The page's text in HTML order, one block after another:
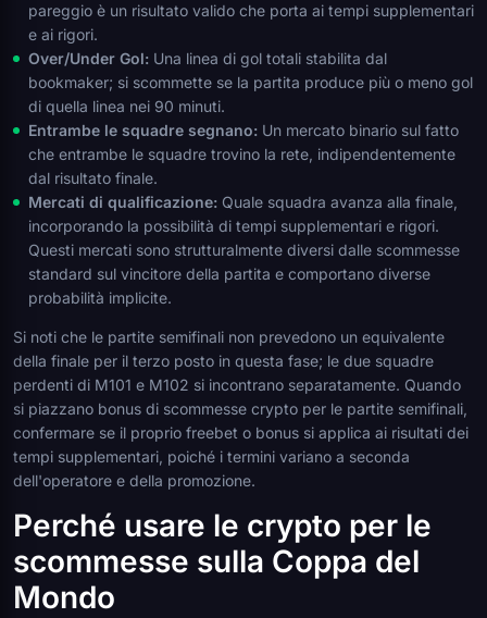
pareggio è un risultato valido che porta ai tempi supplementari
e ai rigori.
Over/Under Gol: Una linea di gol totali stabilita dal
bookmaker; si scommette se la partita produce più o meno gol
di quella linea nei 90 minuti.
Entrambe le squadre segnano: Un mercato binario sul fatto
che entrambe le squadre trovino la rete, indipendentemente
dal risultato finale.
Mercati di qualificazione: Quale squadra avanza alla finale,
incorporando la possibilità di tempi supplementari e rigori.
Questi mercati sono strutturalmente diversi dalle scommesse
standard sul vincitore della partita e comportano diverse
probabilità implicite.
Si noti che le partite semifinali non prevedono un equivalente
della finale per il terzo posto in questa fase; le due squadre
perdenti di M101 e M102 si incontrano separatamente. Quando
si piazzano bonus di scommesse crypto per le partite semifinali,
confermare se il proprio freebet o bonus si applica ai risultati dei
tempi supplementari, poiché i termini variano a seconda
dell'operatore e della promozione.
Perché usare le crypto per le
scommesse sulla Coppa del
Mondo